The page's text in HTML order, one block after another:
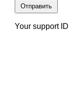
Отправить
Your support